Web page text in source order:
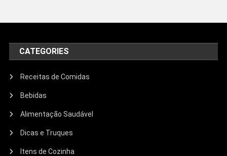
CATEGORIES
Receitas de Comidas
Bebidas
Alimentação Saudável
Dicas e Truques
Itens de Cozinha